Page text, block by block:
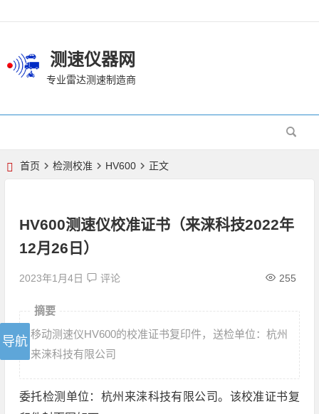
测速仪器网
专业雷达测速制造商
首页 检测校准 HV600 正文
HV600测速仪校准证书（来涞科技2022年
12月26日）
2023年1月4日 评论 255
摘要
移动测速仪HV600的校准证书复印件，送检单位：杭州
来涞科技有限公司
委托检测单位：杭州来涞科技有限公司。该校准证书复